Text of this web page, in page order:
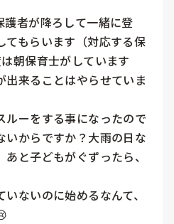
者が降ろして一緒に登
てもらいます（対応する保
朝保育士がしています
出来ることはやらせていま
ルーをする事になったので
いからですか？大雨の日な
と子どもがぐずったら、
ないのに始めるなんて、